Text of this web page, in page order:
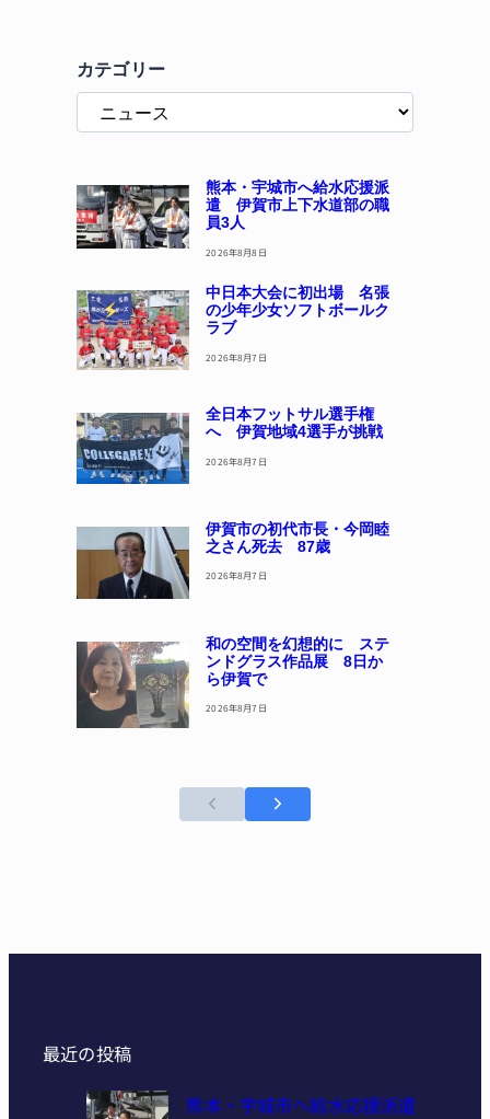
カテゴリー
熊本・宇城市へ給水応援派
遣 伊賀市上下水道部の職
員3人
2026年8月8日
中日本大会に初出場 名張
の少年少女ソフトボールク
ラブ
2026年8月7日
全日本フットサル選手権
へ 伊賀地域4選手が挑戦
2026年8月7日
伊賀市の初代市長・今岡睦
之さん死去 87歳
2026年8月7日
和の空間を幻想的に ステ
ンドグラス作品展 8日か
ら伊賀で
2026年8月7日
最近の投稿
熊本・宇城市へ給水応援派遣